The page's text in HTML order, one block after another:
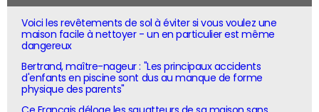
Voici les revêtements de sol à éviter si vous voulez une
maison facile à nettoyer - un en particulier est même
dangereux
Bertrand, maître-nageur : "Les principaux accidents
d'enfants en piscine sont dus au manque de forme
physique des parents"